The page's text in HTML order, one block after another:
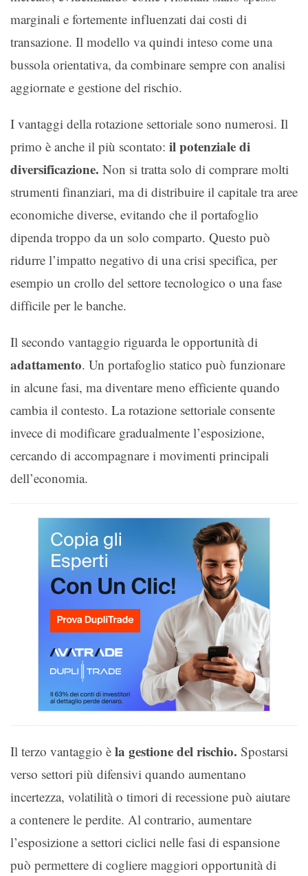
marginali e fortemente influenzati dai costi di
transazione. Il modello va quindi inteso come una
bussola orientativa, da combinare sempre con analisi
aggiornate e gestione del rischio.
I vantaggi della rotazione settoriale sono numerosi. Il
primo è anche il più scontato: il potenziale di
diversificazione. Non si tratta solo di comprare molti
strumenti finanziari, ma di distribuire il capitale tra aree
economiche diverse, evitando che il portafoglio
dipenda troppo da un solo comparto. Questo può
ridurre l’impatto negativo di una crisi specifica, per
esempio un crollo del settore tecnologico o una fase
difficile per le banche.
Il secondo vantaggio riguarda le opportunità di
adattamento. Un portafoglio statico può funzionare
in alcune fasi, ma diventare meno efficiente quando
cambia il contesto. La rotazione settoriale consente
invece di modificare gradualmente l’esposizione,
cercando di accompagnare i movimenti principali
dell’economia.
Il terzo vantaggio è la gestione del rischio. Spostarsi
verso settori più difensivi quando aumentano
incertezza, volatilità o timori di recessione può aiutare
a contenere le perdite. Al contrario, aumentare
l’esposizione a settori ciclici nelle fasi di espansione
può permettere di cogliere maggiori opportunità di